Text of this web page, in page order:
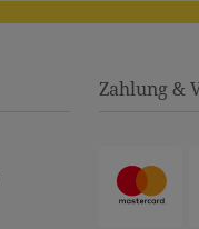
Zahlung &